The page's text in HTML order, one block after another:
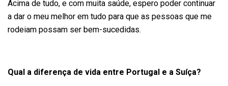
Acima de tudo, e com muita saúde, espero poder continuar
a dar o meu melhor em tudo para que as pessoas que me
rodeiam possam ser bem-sucedidas.
Qual a diferença de vida entre Portugal e a Suíça?